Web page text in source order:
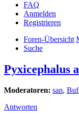
FAQ
Anmelden
Registrieren
Foren-Übersicht
Suche
Pyxicephalus
Moderatoren: san,
Antworten